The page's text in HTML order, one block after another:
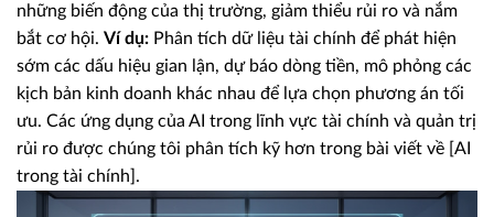
những biến động của thị trường, giảm thiểu rủi ro và nắm
bắt cơ hội. Ví dụ: Phân tích dữ liệu tài chính để phát hiện
sớm các dấu hiệu gian lận, dự báo dòng tiền, mô phỏng các
kịch bản kinh doanh khác nhau để lựa chọn phương án tối
ưu. Các ứng dụng của AI trong lĩnh vực tài chính và quản trị
rủi ro được chúng tôi phân tích kỹ hơn trong bài viết về [AI
trong tài chính].